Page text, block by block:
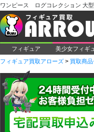
ワンピース ログコレクション 大
フィギュア 美少女フィギ
フィギュア買取アローズ > 買取商